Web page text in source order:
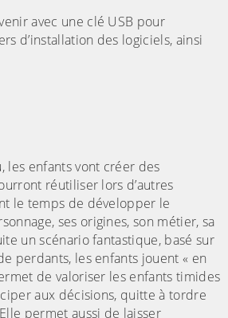
avec une clé USB pour
d’installation des logiciels, ainsi
les enfants vont créer des
réutiliser lors d’autres
le temps de développer le
ses origines, son métier, sa
un scénario fantastique, basé sur
perdants, les enfants jouent « en
de valoriser les enfants timides
aux décisions, quitte à tordre
permet aussi de laisser